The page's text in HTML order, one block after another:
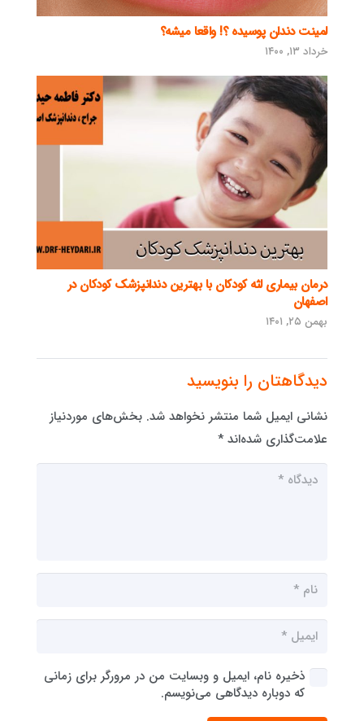
لمینت دندان پوسیده ؟! واقعا میشه؟
خرداد ۱۳, ۱۴۰۰
درمان بیماری لثه کودکان با بهترین دندانپزشک کودکان در
اصفهان
بهمن ۲۵, ۱۴۰۱
دیدگاهتان را بنویسید
نشانی ایمیل شما منتشر نخواهد شد. بخش‌های موردنیاز
علامت‌گذاری شده‌اند *
ذخیره نام، ایمیل و وبسایت من در مرورگر برای زمانی
که دوباره دیدگاهی می‌نویسم.